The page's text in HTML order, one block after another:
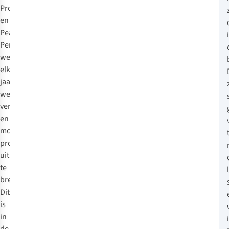
Protest
en
Peak
Performance
weten
elk
jaar
weer
vernieuwende
en
modieuze
producten
uit
te
brengen.
Dit
is
in